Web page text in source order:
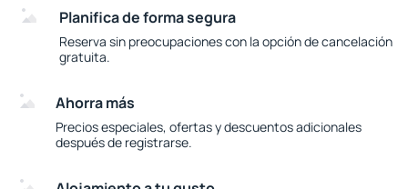
Planifica de forma segura
Reserva sin preocupaciones con la opción de cancelación
gratuita.
Ahorra más
Precios especiales, ofertas y descuentos adicionales
después de registrarse.